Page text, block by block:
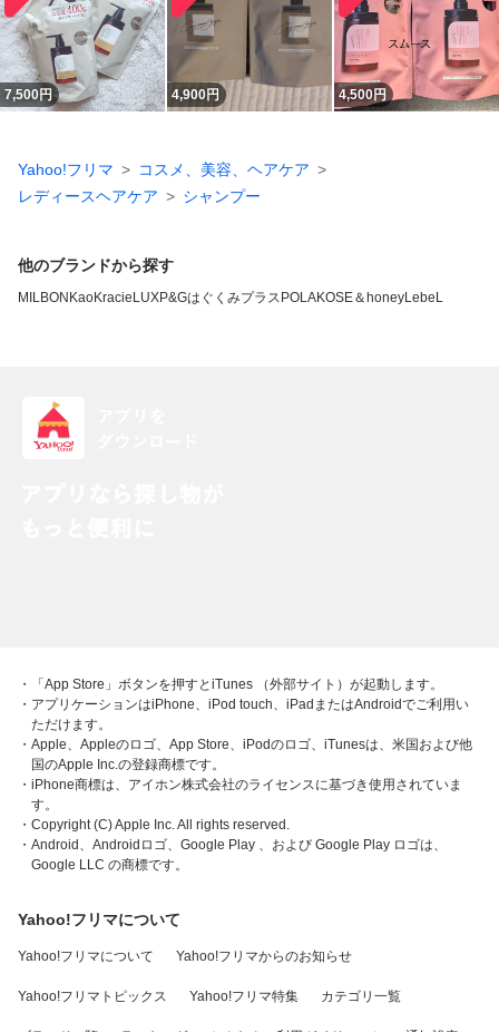
7,500円 4,900円 4,500円
Yahoo!フリマ
コスメ、美容、ヘアケア
レディースヘアケア
シャンプー
他のブランドから探す
MILBON KaoKracie LUXP&Gはぐくみプラス POLAKOSE＆honeyLebeL
・「App Store」ボタンを押すとiTunes （外部サイト）が起動します。
・アプリケーションはiPhone、iPod touch、iPadまたはAndroidでご利用い
ただけます。
・Apple、Appleのロゴ、App Store、iPodのロゴ、iTunesは、米国および他
国のApple Inc.の登録商標です。
・iPhone商標は、アイホン株式会社のライセンスに基づき使用されていま
す。
・Copyright (C) Apple Inc. All rights reserved.
・Android、Androidロゴ、Google Play 、および Google Play ロゴは、
Google LLC の商標です。
Yahoo!フリマについて
Yahoo!フリマについて Yahoo!フリマからのお知らせ
Yahoo!フリマトピックス Yahoo!フリマ特集 カテゴリ一覧